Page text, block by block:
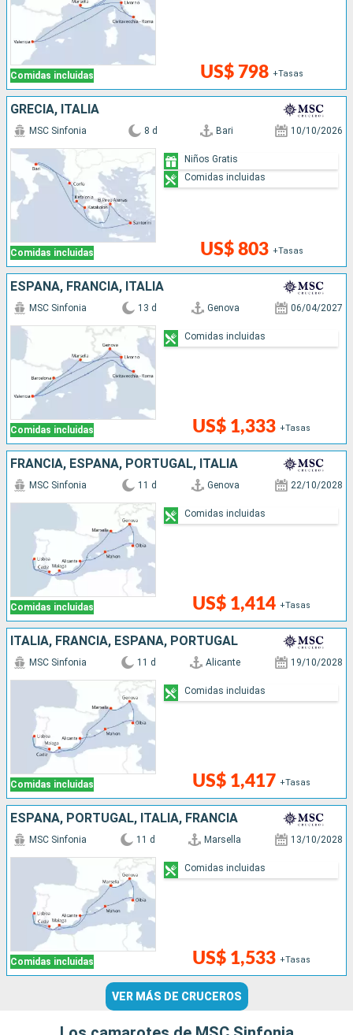
Comidas incluidas US$ 798 +Tasas
GRECIA, ITALIA
Comidas incluidas
MSC Sinfonia 8 d Bari 10/10/2026
US$ 803 +Tasas
Niños Gratis
Comidas incluidas
ESPAÑA, FRANCIA, ITALIA
Comidas incluidas
MSC Sinfonia 13 d Genova 06/04/2027
US$ 1,333 +Tasas
Comidas incluidas
FRANCIA, ESPAÑA, PORTUGAL, ITALIA
Comidas incluidas
MSC Sinfonia 11 d Genova 22/10/2028
US$ 1,414 +Tasas
Comidas incluidas
ITALIA, FRANCIA, ESPAÑA, PORTUGAL
Comidas incluidas
MSC Sinfonia 11 d Alicante 19/10/2028
US$ 1,417 +Tasas
Comidas incluidas
ESPAÑA, PORTUGAL, ITALIA, FRANCIA
Comidas incluidas
MSC Sinfonia 11 d Marsella 13/10/2028
US$ 1,533 +Tasas
Comidas incluidas
VER MÁS DE CRUCEROS